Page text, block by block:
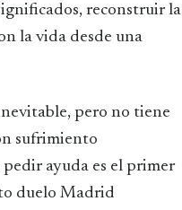
reconstruir la
la vida desde una
pero no tiene
sufrimiento
ayuda es el primer
duelo Madrid